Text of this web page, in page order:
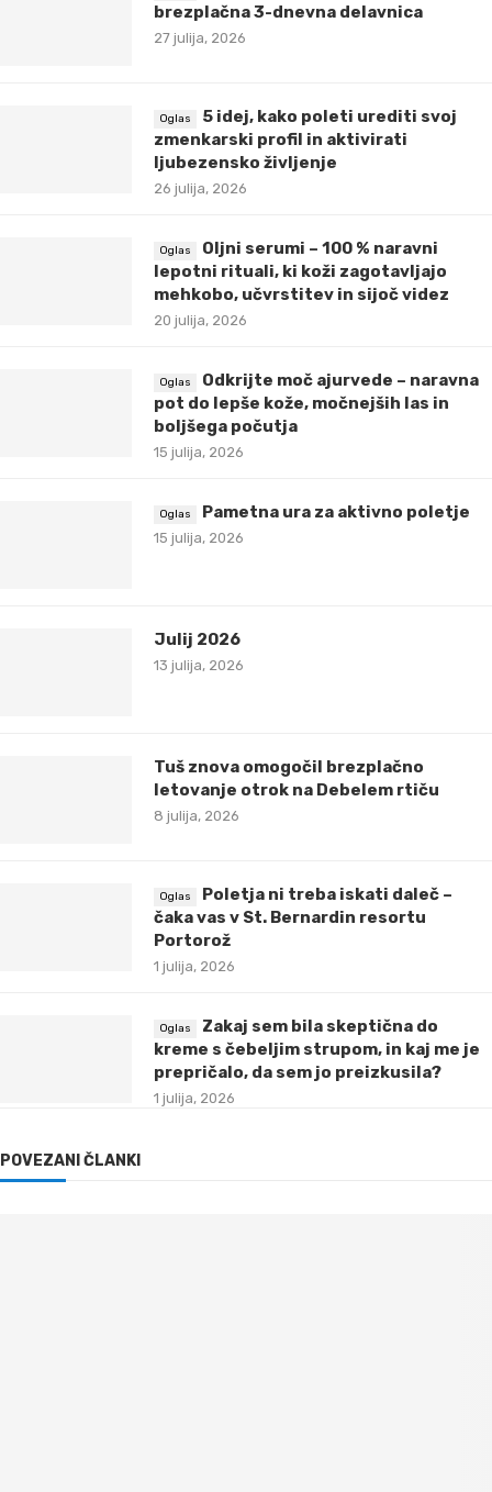
brezplačna 3-dnevna delavnica
27 julija, 2026
5 idej, kako poleti urediti svoj
zmenkarski profil in aktivirati
ljubezensko življenje
26 julija, 2026
Oljni serumi – 100 % naravni
lepotni rituali, ki koži zagotavljajo
mehkobo, učvrstitev in sijoč videz
20 julija, 2026
Odkrijte moč ajurvede – naravna
pot do lepše kože, močnejših las in
boljšega počutja
15 julija, 2026
Pametna ura za aktivno poletje
15 julija, 2026
Julij 2026
13 julija, 2026
Tuš znova omogočil brezplačno
letovanje otrok na Debelem rtiču
8 julija, 2026
Poletja ni treba iskati daleč –
čaka vas v St. Bernardin resortu
Portorož
1 julija, 2026
Zakaj sem bila skeptična do
kreme s čebeljim strupom, in kaj me je
prepričalo, da sem jo preizkusila?
1 julija, 2026
POVEZANI ČLANKI